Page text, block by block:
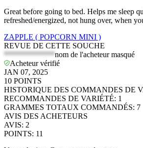
Great before going to bed. Helps me sleep
refreshed/energized, not hung over, when
ZAPPLE ( POPCORN MINI )
REVUE DE CETTE SOUCHE
*************nom de l'acheteur masqué
Acheteur vérifié
JAN 07, 2025
10 POINTS
HISTORIQUE DES COMMANDES DE
RECOMMANDES DE VARIÉTÉ: 1
GRAMMES TOTAUX COMMANDÉS: 7
AVIS DES ACHETEURS
AVIS: 2
POINTS: 11